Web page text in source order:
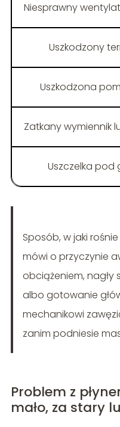
Niesprawny
Uszkodzony
Uszkodzona
Zatkany wymiennik
Uszczelka pod
Sposób, w jaki
mówi o przyczynie
obciążeniem, nagły
albo gotowanie
mechanikowi
zanim podniesie
Problem z
mało, za stary